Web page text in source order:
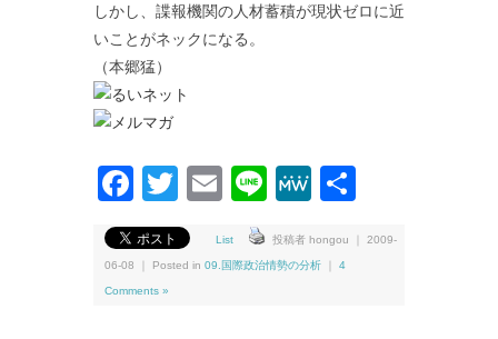
しかし、諜報機関の人材蓄積が現状ゼロに近
いことがネックになる。
（本郷猛）
Facebook
Twitter
EmailLineMeWe
List 投稿者 hongou ｜ 2009-
06-08 ｜ Posted in 09.国際政治情勢の分析 4
Comments »